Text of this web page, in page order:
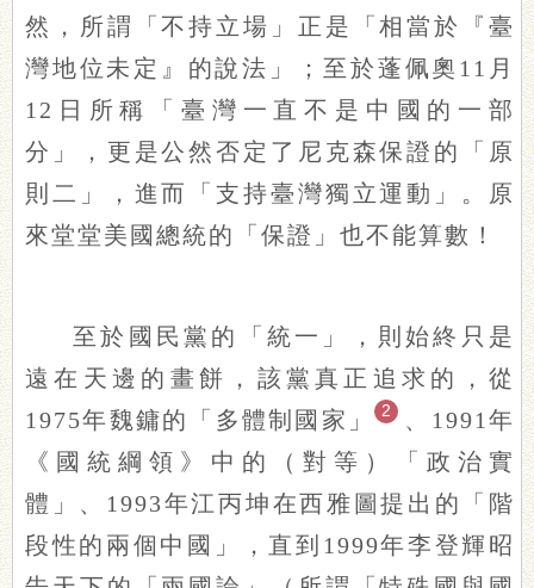
然，所謂「不持立場」正是「相當於『臺
灣地位未定』的說法」；至於蓬佩奧11月
12日所稱「臺灣一直不是中國的一部
分」，更是公然否定了尼克森保證的「原
則二」，進而「支持臺灣獨立運動」。原
來堂堂美國總統的「保證」也不能算數！
至於國民黨的「統一」，則始終只是
遠在天邊的畫餅，該黨真正追求的，從
1975年魏鏞的「多體制國家」 2 、
1991年
《國統綱領》中的（對等）「政治實
體」、1993年江丙坤在西雅圖提出的「階
段性的兩個中國」，直到1999年李登輝昭